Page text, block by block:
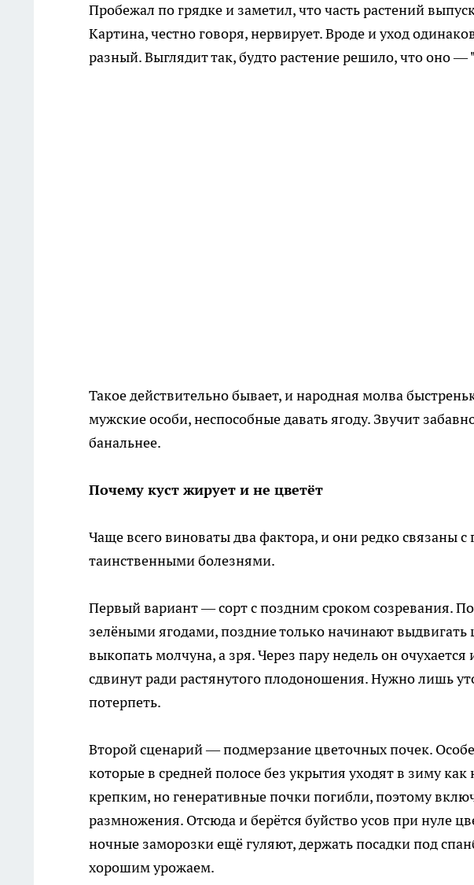
Пробежал по грядке и заметил, что часть растений
Картина, честно говоря, нервирует. Вроде и уход
разный. Выглядит так, будто растение решило, что оно —
Такое действительно бывает, и народная молва
мужские особи, неспособные давать ягоду. Звучит
банальнее.
Почему куст жирует и не цветёт
Чаще всего виноваты два фактора, и они редко связаны
таинственными болезнями.
Первый вариант — сорт с поздним сроком созревания.
зелёными ягодами, поздние только начинают выдвигать
выкопать молчуна, а зря. Через пару недель он
сдвинут ради растянутого плодоношения. Нужно лишь
потерпеть.
Второй сценарий — подмерзание цветочных почек.
которые в средней полосе без укрытия уходят в зиму
крепким, но генеративные почки погибли, поэтому
размножения. Отсюда и берётся буйство усов при нуле
ночные заморозки ещё гуляют, держать посадки под
хорошим урожаем.